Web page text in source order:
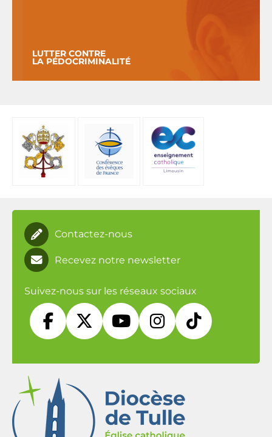
LUTTER CONTRE
LA PÉDOCRIMINALITÉ
Contactez-nous
Recevez notre newsletter
Suivez-nous sur les réseaux sociaux
    